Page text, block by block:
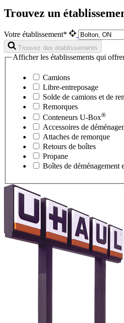
Trouvez un
Votre établissement*
Trouvez des établissements
Afficher les établissements qui
Camions
Libre-entreposage
Solde de camions et de
Remorques
Conteneurs U-Box®
Accessoires de
Attaches de remorque
Retours de boîtes
Propane
Boîtes de déménagement